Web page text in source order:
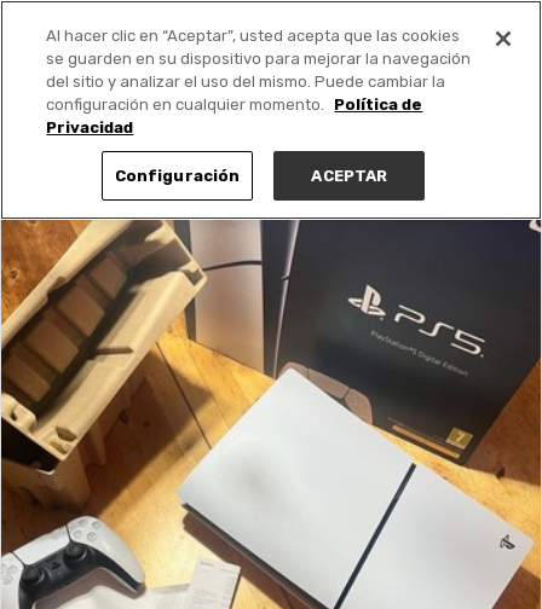
PUBLICA GRATIS +
Al hacer clic en “Aceptar”, usted acepta que las cookies
se guarden en su dispositivo para mejorar la navegación
del sitio y analizar el uso del mismo. Puede cambiar la
configuración en cualquier momento.
Política de
Privacidad
Configuración ACEPTAR